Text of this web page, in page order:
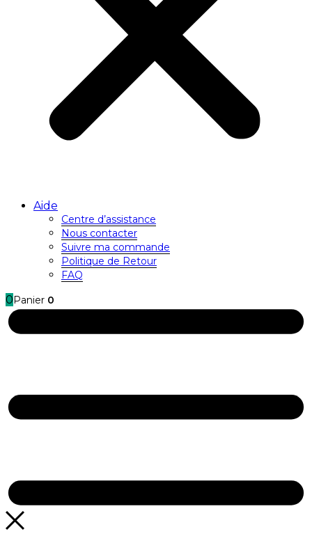
Aide
Centre d’assistance
Nous contacter
Suivre ma commande
Politique de Retour
FAQ
0 Panier 0